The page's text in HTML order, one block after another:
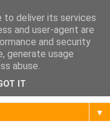
▼
to deliver its services
and user-agent are
and security
generate usage
abuse.
IT